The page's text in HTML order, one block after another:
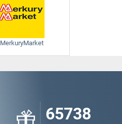
MerkuryMarket
65738